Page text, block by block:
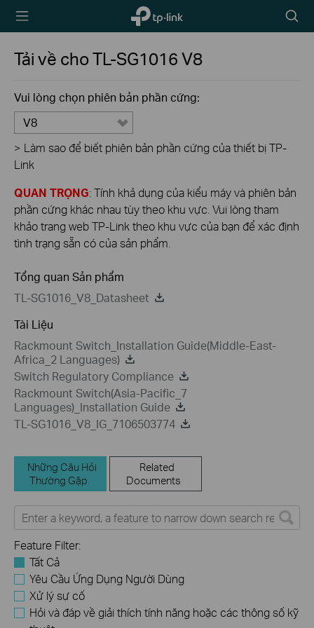
TP-Link,
Reliably
Biểu
tượng
Tải về choTL-SG1016V8
Vui lòng chọn phiên bản phần cứng:
V8
> Làm sao để biết phiên bản phần cứng của thiết bị TP-
Link
QUAN TRỌNG: Tính khả dụng của kiểu máy và phiên bản
phần cứng khác nhau tùy theo khu vực. Vui lòng tham
khảo trang web TP-Link theo khu vực của bạn để xác định
tình trạng sẵn có của sản phẩm.
Tổng quan Sản phẩm
TL-SG1016_V8_Datasheet
Tài Liệu
Rackmount Switch_Installation Guide(Middle-East-
Africa_2 Languages)
Switch Regulatory Compliance
Rackmount Switch(Asia-Pacific_7
Languages)_Installation Guide
TL-SG1016_V8_IG_7106503774
Những Câu Hỏi
Thường Gặp
Related
Documents
Feature Filter:
Tất Cả
Yêu Cầu Ứng Dụng Người Dùng
Xử lý sự cố
Hỏi và đáp về giải thích tính năng hoặc các thông số kỹ